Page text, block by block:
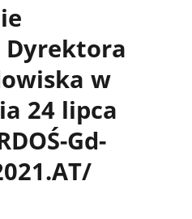
Dyrektora
w
24 lipca
Gd-